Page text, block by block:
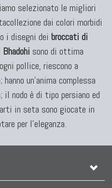
Nuovi
E Nuovi
selezionato le migliori
dai colori morbidi
i disegni dei broccati di
sono di ottima
pollice, riescono a
un'anima complessa
nodo è di tipo persiano ed
in seta sono giocate in
per l'eleganza.